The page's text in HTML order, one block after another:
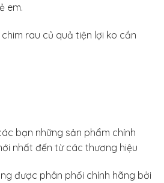
em.
rau củ quả tiện lợi ko cần
bạn những sản phẩm chính
nhất đến từ các thương hiệu
được phân phối chính hãng bởi